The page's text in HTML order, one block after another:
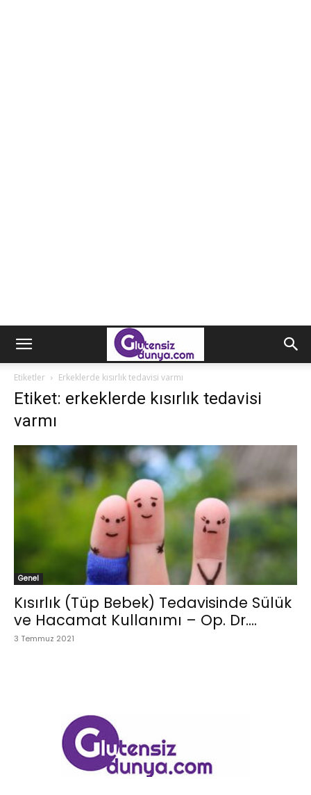
Etiketler Erkeklerde kısırlık tedavisi varmı
Etiket: erkeklerde kısırlık tedavisi
varmı
Genel
Kısırlık (Tüp Bebek) Tedavisinde Sülük
ve Hacamat Kullanımı – Op. Dr....
3 Temmuz 2021